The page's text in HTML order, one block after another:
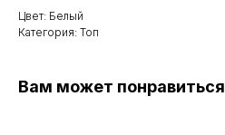
Цвет: Белый
Категория: Топ
Вам может понравиться